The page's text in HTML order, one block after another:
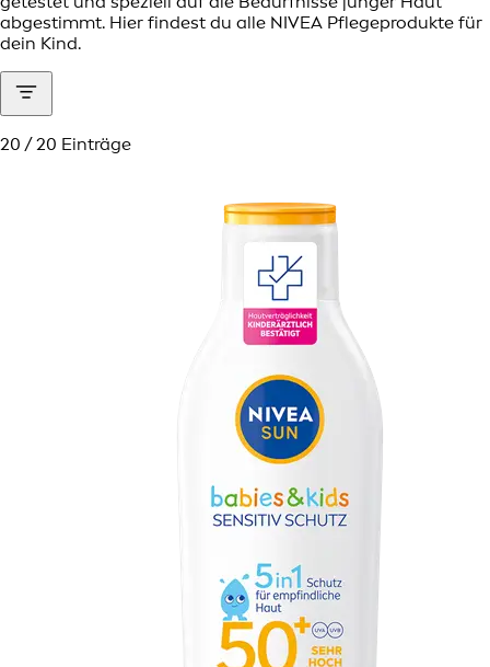
abgestimmt. Hier findest du alle NIVEA Pflegeprodukte für
dein Kind.
20 / 20 Einträge